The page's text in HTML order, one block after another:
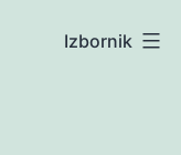
Izbornik